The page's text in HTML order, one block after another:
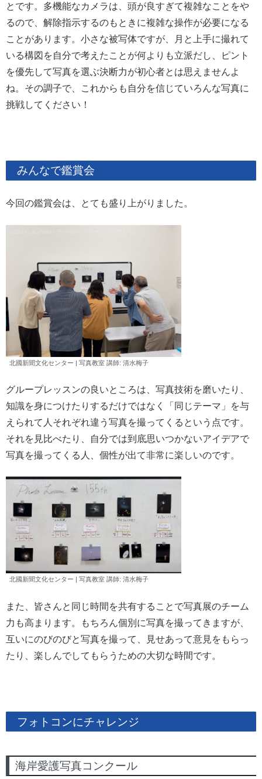
とです。多機能なカメラは、頭が良すぎて複雑なことをや
るので、解除指示するのもときに複雑な操作が必要になる
ことがあります。小さな被写体ですが、月と上手に撮れて
いる構図を自分で考えたことが何よりも立派だし、ピント
を優先して写真を選ぶ決断力が初心者とは思えませんよ
ね。その調子で、これからも自分を信じていろんな写真に
挑戦してください！
みんなで鑑賞会
今回の鑑賞会は、とても盛り上がりました。
北國新聞文化センター | 写真教室 講師: 清水梅子
グループレッスンの良いところは、写真技術を磨いたり、
知識を身につけたりするだけではなく「同じテーマ」を与
えられて人それぞれ違う写真を撮ってくるという点です。
それを見比べたり、自分では到底思いつかないアイデアで
写真を撮ってくる人、個性が出て非常に楽しいのです。
北國新聞文化センター | 写真教室 講師: 清水梅子
また、皆さんと同じ時間を共有することで写真展のチーム
力も高まります。もちろん個別に写真を撮ってきますが、
互いにのびのびと写真を撮って、見せあって意見をもらっ
たり、楽しんでしてもらうための大切な時間です。
フォトコンにチャレンジ
海岸愛護写真コンクール